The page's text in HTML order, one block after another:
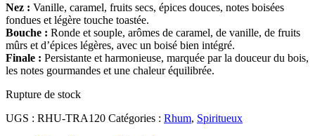
Nez : Vanille, caramel, fruits secs, épices douces, notes boisées
fondues et légère touche toastée.
Bouche : Ronde et souple, arômes de caramel, de vanille, de fruits
mûrs et d’épices légères, avec un boisé bien intégré.
Finale : Persistante et harmonieuse, marquée par la douceur du bois,
les notes gourmandes et une chaleur équilibrée.
Rupture de stock
UGS : RHU-TRA120 Catégories : Rhum, Spiritueux